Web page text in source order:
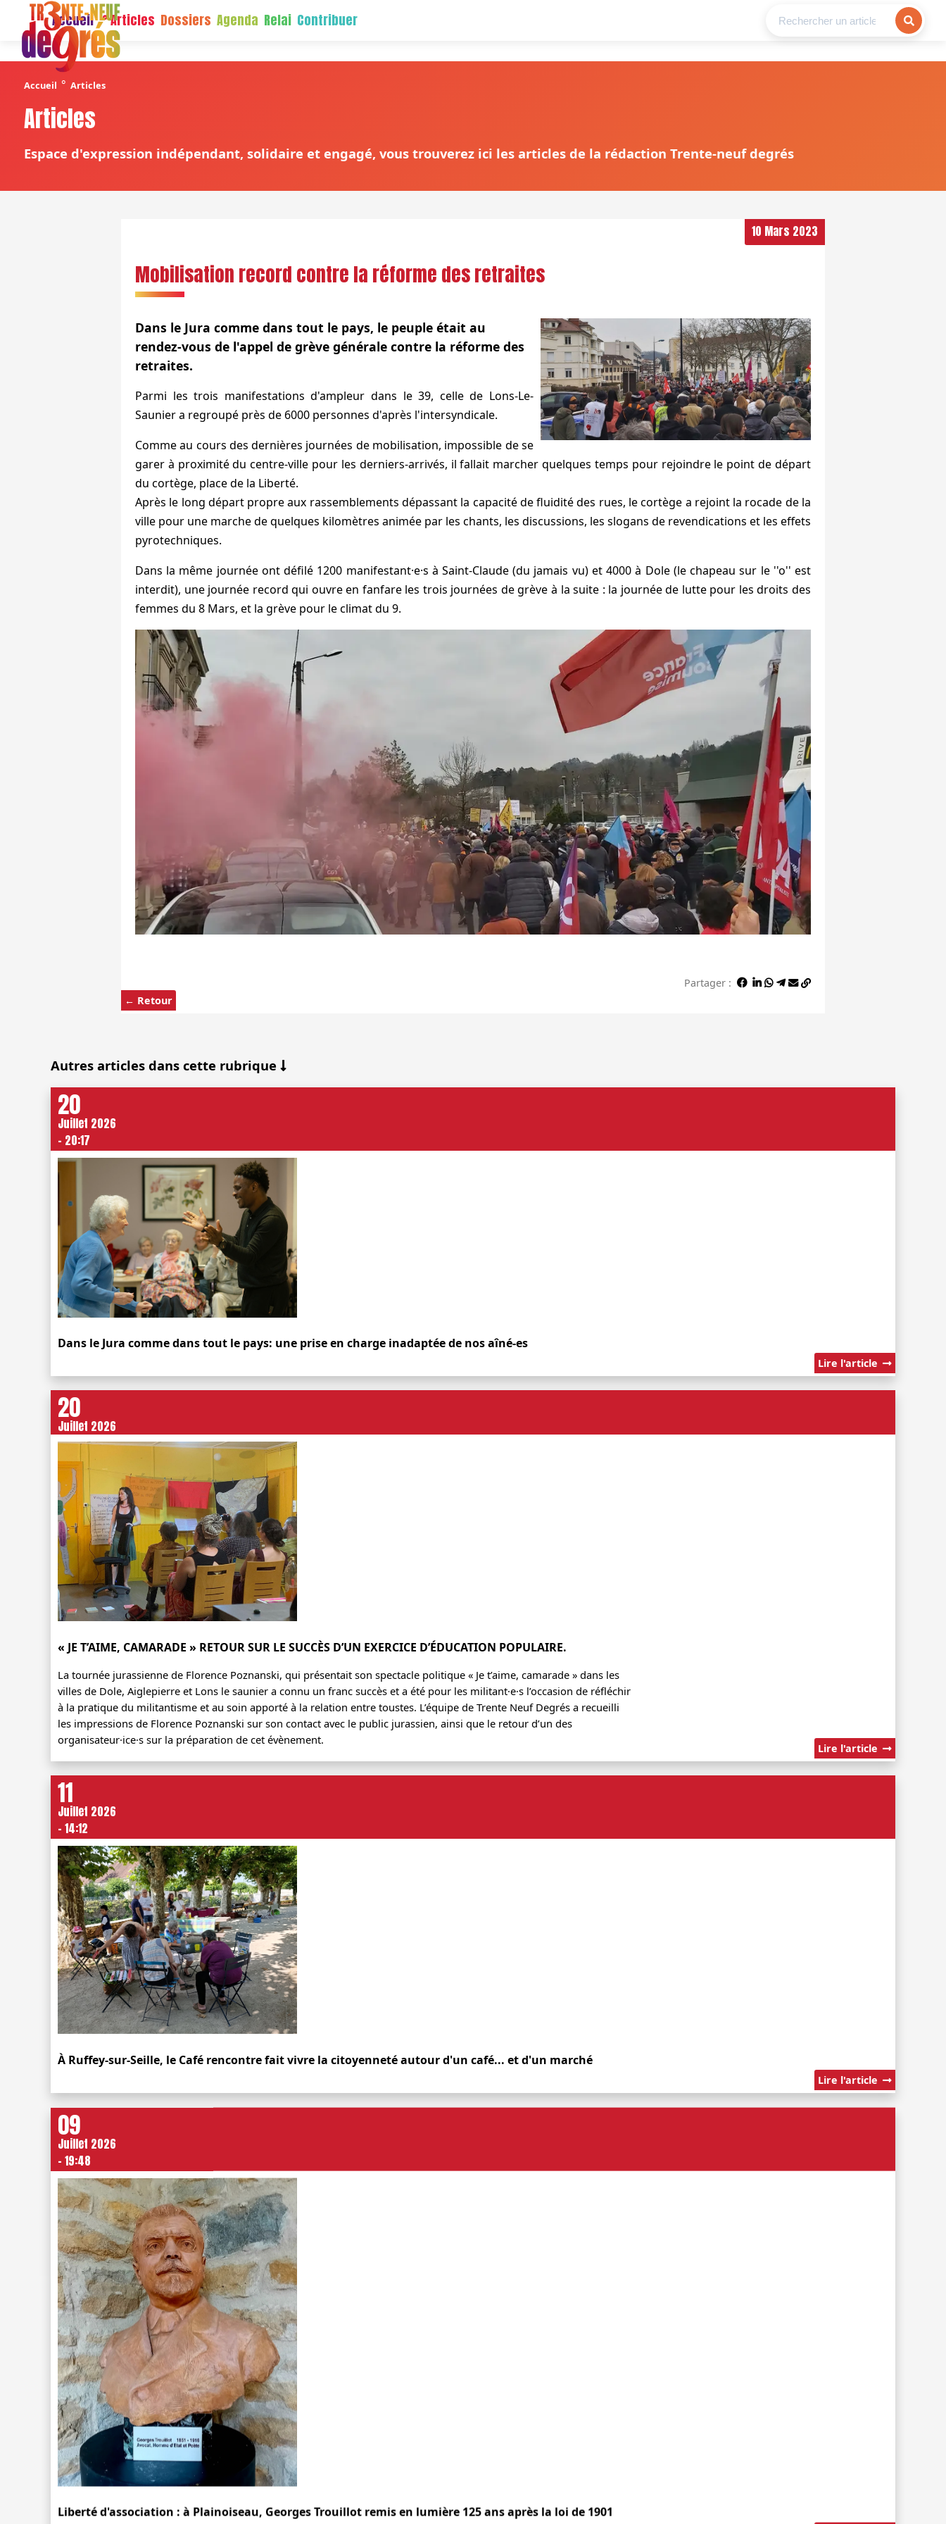
Accueil Articles Dossiers Agenda Relai Contribuer
Accueil ° Articles
Articles
Espace d'expression indépendant, solidaire et engagé, vous trouverez ici les articles de la rédaction Trente-neuf degrés
10 Mars 2023
← Retour
Mobilisation record contre la réforme des retraites
Dans le Jura comme dans tout le pays, le peuple était au
rendez-vous de l'appel de grève générale contre la réforme des
retraites.
Parmi les trois manifestations d'ampleur dans le 39, celle de Lons-Le-
Saunier a regroupé près de 6000 personnes d'après l'intersyndicale.
Comme au cours des dernières journées de mobilisation, impossible de se
garer à proximité du centre-ville pour les derniers-arrivés, il fallait marcher quelques temps pour rejoindre le point de départ
du cortège, place de la Liberté.
Après le long départ propre aux rassemblements dépassant la capacité de fluidité des rues, le cortège a rejoint la rocade de la
ville pour une marche de quelques kilomètres animée par les chants, les discussions, les slogans de revendications et les effets
pyrotechniques.
Dans la même journée ont défilé 1200 manifestant·e·s à Saint-Claude (du jamais vu) et 4000 à Dole (le chapeau sur le ''o'' est
interdit), une journée record qui ouvre en fanfare les trois journées de grève à la suite : la journée de lutte pour les droits des
femmes du 8 Mars, et la grève pour le climat du 9.
Partager :
Autres articles dans cette rubrique
20
Juillet 2026
- 20:17
Dans le Jura comme dans tout le pays: une prise en charge inadaptée de nos aîné-es
Lire l'article
20
Juillet 2026
« JE T’AIME, CAMARADE » RETOUR SUR LE SUCCÈS D’UN EXERCICE D’ÉDUCATION POPULAIRE.
La tournée jurassienne de Florence Poznanski, qui présentait son spectacle politique « Je t’aime, camarade » dans les
villes de Dole, Aiglepierre et Lons le saunier a connu un franc succès et a été pour les militant·e·s l’occasion de réfléchir
à la pratique du militantisme et au soin apporté à la relation entre toustes. L’équipe de Trente Neuf Degrés a recueilli
les impressions de Florence Poznanski sur son contact avec le public jurassien, ainsi que le retour d’un des
organisateur·ice·s sur la préparation de cet évènement.
Lire l'article
11
Juillet 2026
- 14:12
À Ruffey-sur-Seille, le Café rencontre fait vivre la citoyenneté autour d'un café... et d'un marché
Lire l'article
09
Juillet 2026
- 19:48
Liberté d'association : à Plainoiseau, Georges Trouillot remis en lumière 125 ans après la loi de 1901